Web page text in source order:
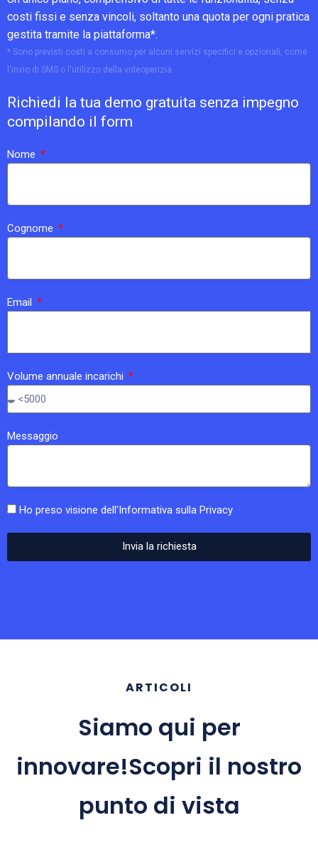
costi fissi e senza vincoli, soltanto una quota per ogni pratica
gestita tramite la piattaforma*.
* Sono previsti costi a consumo per alcuni servizi specifici e opzionali, come
l'invio di SMS o l'utilizzo della videoperizia.
Richiedi la tua demo gratuita senza impegno
compilando il form
Nome
Cognome
Email
Volume annuale incarichi
Messaggio
Ho preso visione dell'Informativa sulla Privacy
Invia la richiesta
ARTICOLI
Siamo qui per
innovare!Scopri il nostro
punto di vista